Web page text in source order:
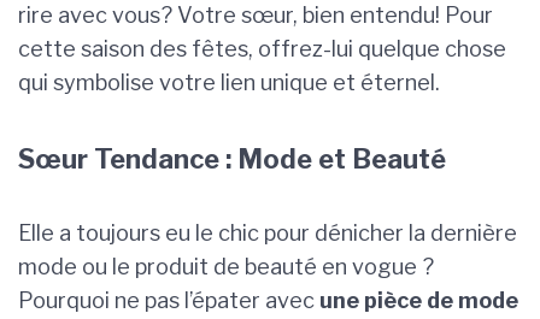
rire avec vous? Votre sœur, bien entendu! Pour
cette saison des fêtes, offrez-lui quelque chose
qui symbolise votre lien unique et éternel.
Sœur Tendance : Mode et Beauté
Elle a toujours eu le chic pour dénicher la dernière
mode ou le produit de beauté en vogue ?
Pourquoi ne pas l’épater avec une pièce de mode